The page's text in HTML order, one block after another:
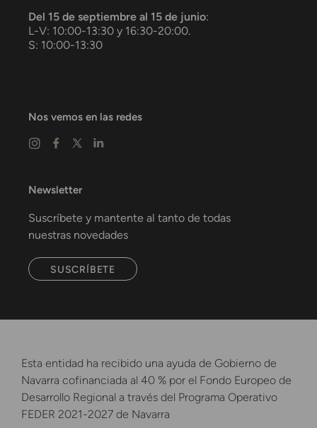
Del 15 de septiembre al 15 de junio:
L-V: 10:00-13:30 y 16:30-20:00.
S: 10:00-13:30
Nos vemos en las redes
Newsletter
Suscríbete y mantente al tanto de todas
nuestras novedades
SUSCRÍBETE
Esta entidad ha recibido una ayuda de Gobierno de
Navarra cofinanciada al 40 % por el Fondo Europeo de
Desarrollo Regional a través del Programa Operativo
FEDER 2021-2027 de Navarra